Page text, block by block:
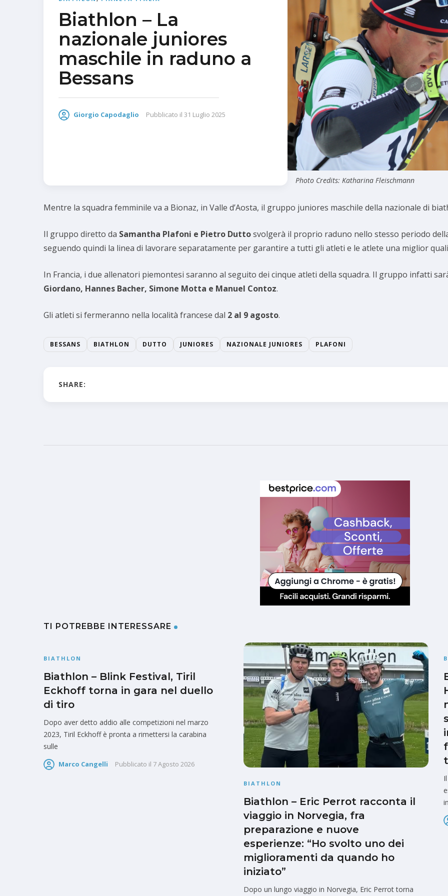
Biathlon – La
nazionale juniores
maschile in raduno a
Bessans
Giorgio Capodaglio Pubblicato il 31 Luglio 2025
Photo Credits: Katharina Fleischmann
Mentre la squadra femminile va a Bionaz, in Valle d’Aosta, il gruppo juniores maschile della nazionale di
Il gruppo diretto da Samantha Plafoni e Pietro Duttosvolgerà il proprio raduno nello stesso periodo
seguendo quindi la linea di lavorare separatamente per garantire a tutti gli atleti e le atlete una miglior
In Francia, i due allenatori piemontesi saranno al seguito dei cinque atleti della squadra. Il gruppo infatti
Giordano, Hannes Bacher, Simone Motta e Manuel Contoz.
Gli atleti si fermeranno nella località francese dal 2 al 9 agosto.
BESSANS BIATHLON DUTTO JUNIORES NAZIONALE JUNIORES PLAFONI
SHARE:
TI POTREBBE INTERESSARE
BIATHLON
Biathlon – Blink Festival, Tiril
Eckhoff torna in gara nel duello
di tiro
Dopo aver detto addio alle competizioni nel marzo
2023, Tiril Eckhoff è pronta a rimettersi la carabina
sulle
Marco Cangelli Pubblicato il 7 Agosto 2026
BIATHLON
Biathlon – Eric Perrot racconta il
viaggio in Norvegia, fra
preparazione e nuove
esperienze: “Ho svolto uno dei
miglioramenti da quando ho
iniziato”
Dopo un lungo viaggio in Norvegia, Eric Perrot torna